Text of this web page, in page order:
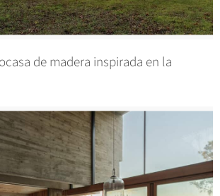
de madera inspirada en la